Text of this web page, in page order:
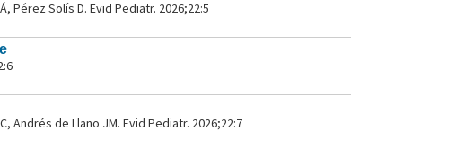
Pérez Solís D. Evid Pediatr. 2026;22:5
Andrés de Llano JM. Evid Pediatr. 2026;22:7